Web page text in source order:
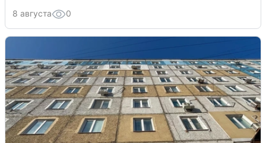
8 августа 0